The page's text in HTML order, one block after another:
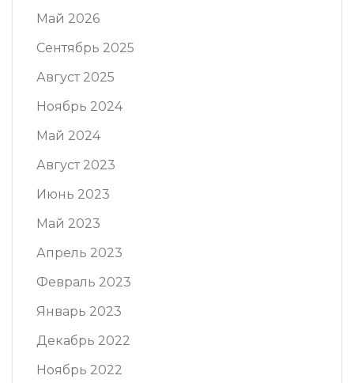
Май 2026
Сентябрь 2025
Август 2025
Ноябрь 2024
Май 2024
Август 2023
Июнь 2023
Май 2023
Апрель 2023
Февраль 2023
Январь 2023
Декабрь 2022
Ноябрь 2022